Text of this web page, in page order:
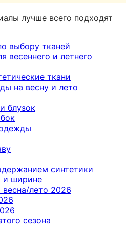
лучше всего подходят
выбору тканей
весеннего и летнего
ткани
на весну и лето
блузок
синтетики
и ширине
лето 2026
сезона